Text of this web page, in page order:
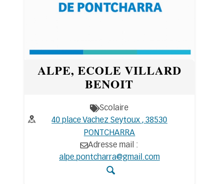
ALPE, ECOLE VILLARD
BENOIT
Thématiques
Scolaire
Adresse :
40 place Vachez Seytoux , 38530
PONTCHARRA
Adresse mail :
alpe.pontcharra@gmail.com
Accéder aux détails